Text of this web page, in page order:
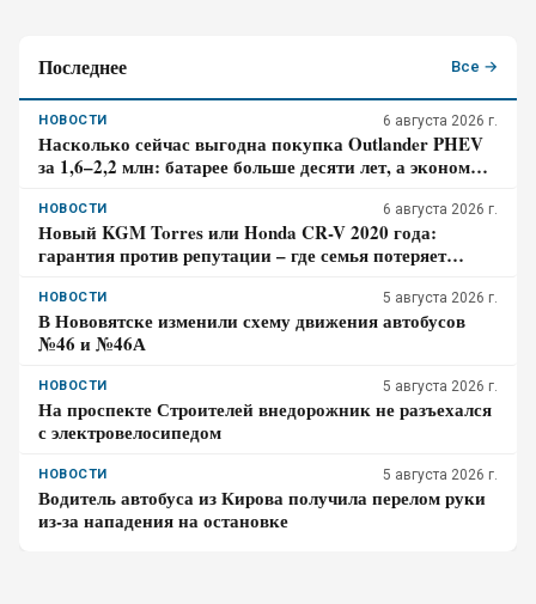
Последнее Все →
НОВОСТИ 6 августа 2026 г.
Насколько сейчас выгодна покупка Outlander PHEV
за 1,6–2,2 млн: батарее больше десяти лет, а экономия
НОВОСТИ 6 августа 2026 г.
Новый KGM Torres или Honda CR-V 2020 года:
гарантия против репутации – где семья потеряет
НОВОСТИ 5 августа 2026 г.
В Нововятске изменили схему движения автобусов
№46 и №46А
НОВОСТИ 5 августа 2026 г.
На проспекте Строителей внедорожник не разъехался
с электровелосипедом
НОВОСТИ 5 августа 2026 г.
Водитель автобуса из Кирова получила перелом руки
из-за нападения на остановке